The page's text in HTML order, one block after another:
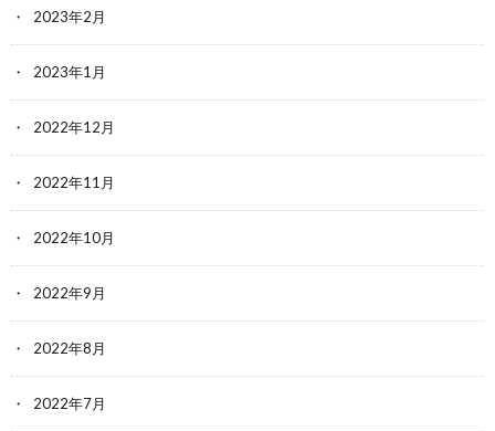
2023年2月
2023年1月
2022年12月
2022年11月
2022年10月
2022年9月
2022年8月
2022年7月